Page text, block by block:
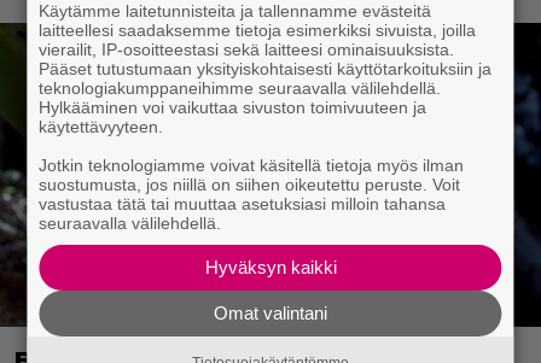
Käytämme laitetunnisteita ja tallennamme evästeitä
laitteellesi saadaksemme tietoja esimerkiksi sivuista, joilla
vierailit, IP-osoitteestasi sekä laitteesi ominaisuuksista.
Pääset tutustumaan yksityiskohtaisesti käyttötarkoituksiin ja
teknologiakumppaneihimme seuraavalla välilehdellä.
Hylkääminen voi vaikuttaa sivuston toimivuuteen ja
käytettävyyteen.
Jotkin teknologiamme voivat käsitellä tietoja myös ilman
suostumusta, jos niillä on siihen oikeutettu peruste. Voit
vastustaa tätä tai muuttaa asetuksiasi milloin tahansa
seuraavalla välilehdellä.
Hyväksyn kaikki
Omat valintani